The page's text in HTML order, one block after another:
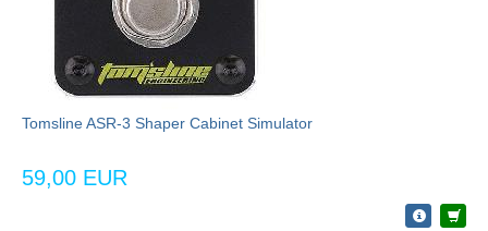
Tomsline ASR-3 Shaper Cabinet Simulator
59,00 EUR